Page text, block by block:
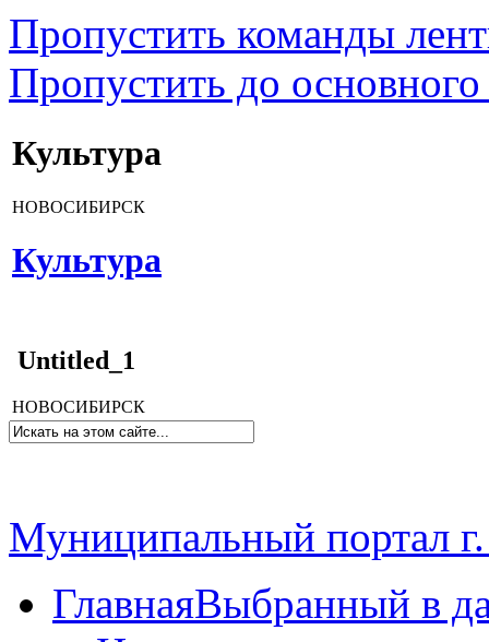
Пропустить команды
Пропустить до основного
Культура
НОВОСИБИРСК
Культура
Untitled_1
НОВОСИБИРСК
Муниципальный портал
ГлавнаяВыбранный в